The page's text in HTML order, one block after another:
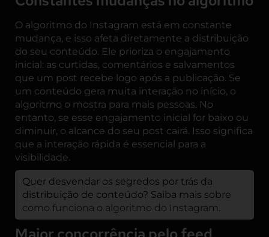
O algoritmo do Instagram está em constante
mudança, e isso afeta diretamente a distribuição
do seu conteúdo. Ele prioriza o engajamento
inicial: as curtidas, comentários e salvamentos
que um post recebe logo após a publicação. Se
um conteúdo gera muita interação no início, o
algoritmo o mostra para mais pessoas. No
entanto, se esse engajamento inicial for baixo ou
diminuir, o alcance do seu post cairá. Isso significa
que a interação rápida é essencial para a
visibilidade.
Quer desvendar os segredos por trás da
distribuição de conteúdo? Saiba mais sobre
como funciona o algoritmo do Instagram.